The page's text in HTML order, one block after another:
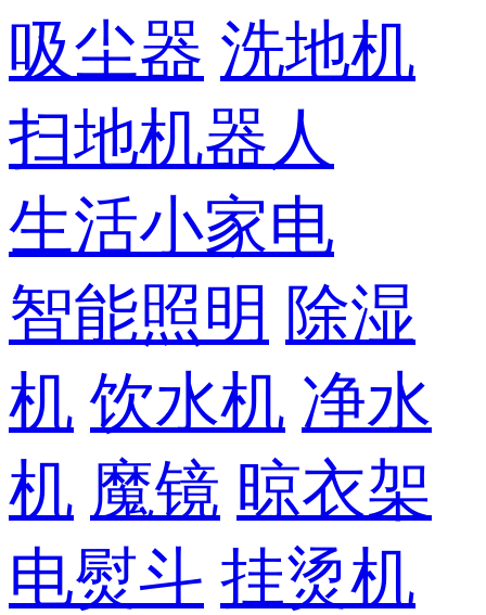
吸尘器 洗地机
扫地机器人
生活小家电
智能照明 除湿
机 饮水机 净水
机 魔镜 晾衣架
电熨斗 挂烫机